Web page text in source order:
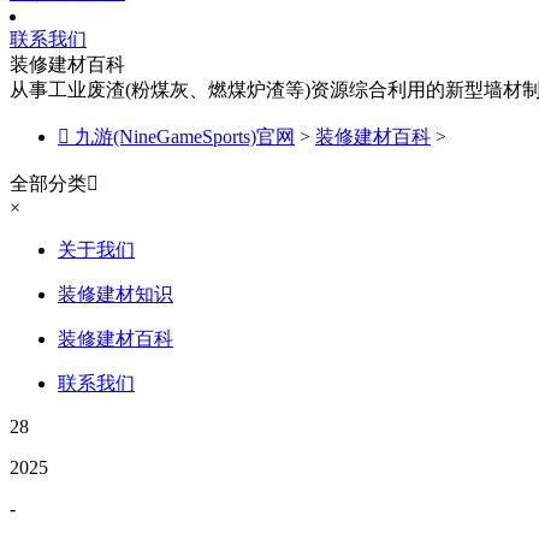
联系我们
装修建材百科
从事工业废渣(粉煤灰、燃煤炉渣等)资源综合利用的新型墙材
 九游(NineGameSports)官网 > 装修建材百科 >
全部分类
×
关于我们
装修建材知识
装修建材百科
联系我们
28
2025
-